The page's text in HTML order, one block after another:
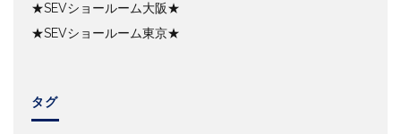
★SEVショールーム大阪★
★SEVショールーム東京★
タグ